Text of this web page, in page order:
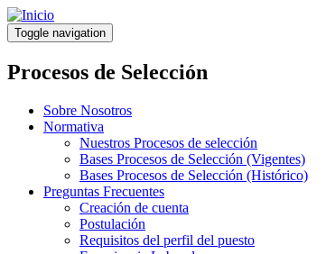
Pasar
al
contenido
principal
Toggle navigation
Procesos de Selección
Sobre Nosotros
Normativa
Nuestros Procesos de selección
Bases Procesos de Selección (Vigentes)
Bases Procesos de Selección (Histórico)
Preguntas Frecuentes
Creación de cuenta
Postulación
Requisitos del perfil del puesto